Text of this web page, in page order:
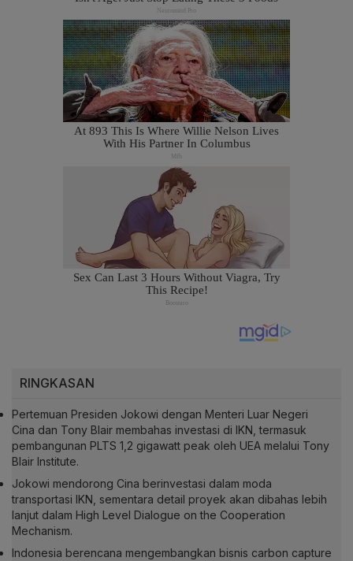
RINGKASAN
Pertemuan Presiden Jokowi dengan Menteri Luar Negeri
Cina dan Tony Blair membahas investasi di IKN, termasuk
pembangunan PLTS 1,2 gigawatt peak oleh UEA melalui Tony
Blair Institute.
Jokowi mendorong Cina berinvestasi dalam moda
transportasi IKN, sementara detail proyek akan dibahas lebih
lanjut dalam High Level Dialogue on the Cooperation
Mechanism.
Indonesia berencana mengembangkan bisnis carbon capture